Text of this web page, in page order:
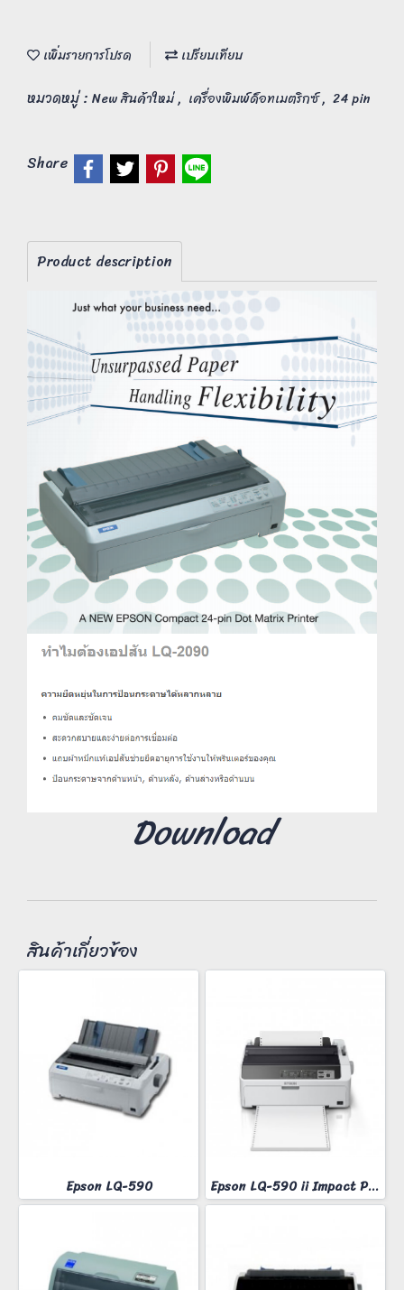
เพิ่มรายการโปรด เปรียบเทียบ
หมวดหมู่ : New สินค้าใหม่, เครื่องพิมพ์ด็อทเมตริกซ์, 24 pin
Share
Product description
Download
สินค้าเกี่ยวข้อง
Epson LQ-590 Epson LQ-590 ii Impact Printer